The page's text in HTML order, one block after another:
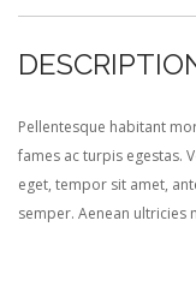
Pellentesque habitant
fames ac turpis egestas.
eget, tempor sit amet,
semper. Aenean ultricies